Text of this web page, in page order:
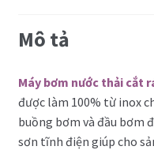
Mô tả
Máy bơm nước thải cắt
được làm 100% từ inox
buồng bơm và đầu bơm
sơn tĩnh điện giúp cho